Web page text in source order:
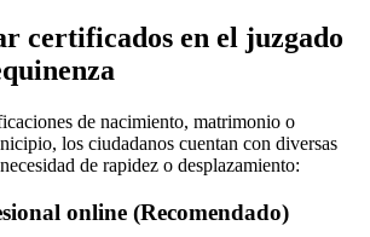
certificados en el juzgado
de nacimiento, matrimonio o
los ciudadanos cuentan con diversas
de rapidez o desplazamiento:
online (Recomendado)